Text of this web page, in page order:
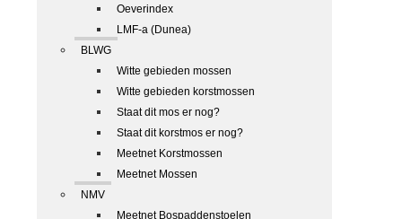
Oeverindex
LMF-a (Dunea)
BLWG
Witte gebieden mossen
Witte gebieden korstmossen
Staat dit mos er nog?
Staat dit korstmos er nog?
Meetnet Korstmossen
Meetnet Mossen
NMV
Meetnet Bospaddenstoelen